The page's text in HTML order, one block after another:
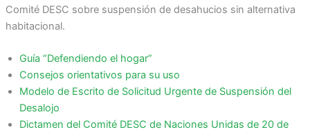
Comité DESC sobre suspensión de desahucios sin alternativa
habitacional.
Guía “Defendiendo el hogar”
Consejos orientativos para su uso
Modelo de Escrito de Solicitud Urgente de Suspensión del
Desalojo
Dictamen del Comité DESC de Naciones Unidas de 20 de